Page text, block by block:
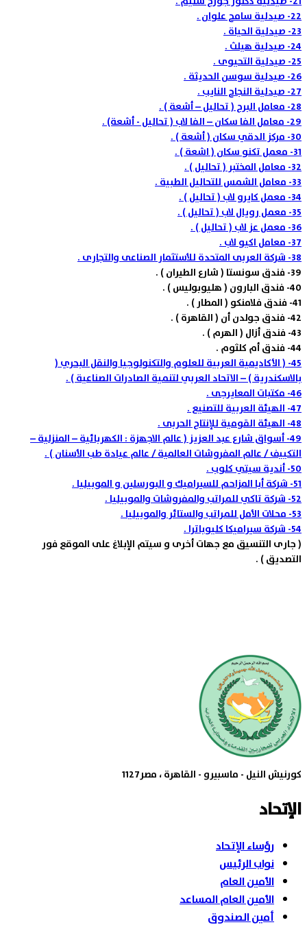
22- صيدلية سامح علوان .
23- صيدلية الحياة .
24- صيدلية هيلث .
25- صيدلية التحيوى .
26- صيدلية سوسن الحديثة .
27- صيدلية النجاح النايب .
28- معامل البرج ( تحاليل – أشعة ) .
29- معامل الفا سكان – الفا لاب ( تحاليل - أشعة) .
30- مركز الدقي سكان ( أشعة ) .
31- معمل تكنو سكان ( اشعة ) .
32- معامل المختبر ( تحاليل ) .
33- معامل الشمس للتحاليل الطبية .
34- معمل كايرو لاب ( تحاليل ) .
35- معمل رويال لاب ( تحاليل ) .
36- معمل عز لاب ( تحاليل ) .
37- معامل اكيو لاب .
38- شركة العربى المتحدة للأستثمار الصناعى والتجارى .
39- فندق سونستا ( شارع الطيران ) .
40- فندق البارون ( هليوبوليس ) .
41- فندق فلامنكو ( المطار ) .
42- فندق جولدن أن ( القاهرة ) .
43- فندق أزال ( الهرم ) .
44- فندق أم كلثوم .
45- ( الأكاديمية العربية للعلوم والتكنولوجيا والنقل البحري (
بالاسكندرية ) – الاتحاد العربي لتنمية الصادرات الصناعية ) .
46- مكتبات المعايرجى .
47- الهيئة العربية للتصنيع .
48- الهيئة القومية للإنتاج الحربى .
49- أسواق شارع عبد العزيز ( عالم الاجهزة : الكهربائية – المنزلية –
التكييف / عالم المفروشات العالمية / عالم عيادة طب الأسنان ) .
50- أندية سيتي كلوب .
51- شركة أبا المزاحم للسيراميك و البورسلين و الموبيليا .
52- شركة تاكي للمراتب والمفروشات والموبيليا .
53- محلات الأمل للمراتب والستائر والموبيليا .
54- شركة سيراميكا كليوباترا .
( جارى التنسيق مع جهات أخرى و سيتم الإبلاغ على الموقع فور
التصديق ) .
كورنيش النيل - ماسبيرو - القاهرة ، مصر1127
الإتحاد
رؤساء الإتحاد
نواب الرئيس
الأمين العام
الأمين العام المساعد
أمين الصندوق